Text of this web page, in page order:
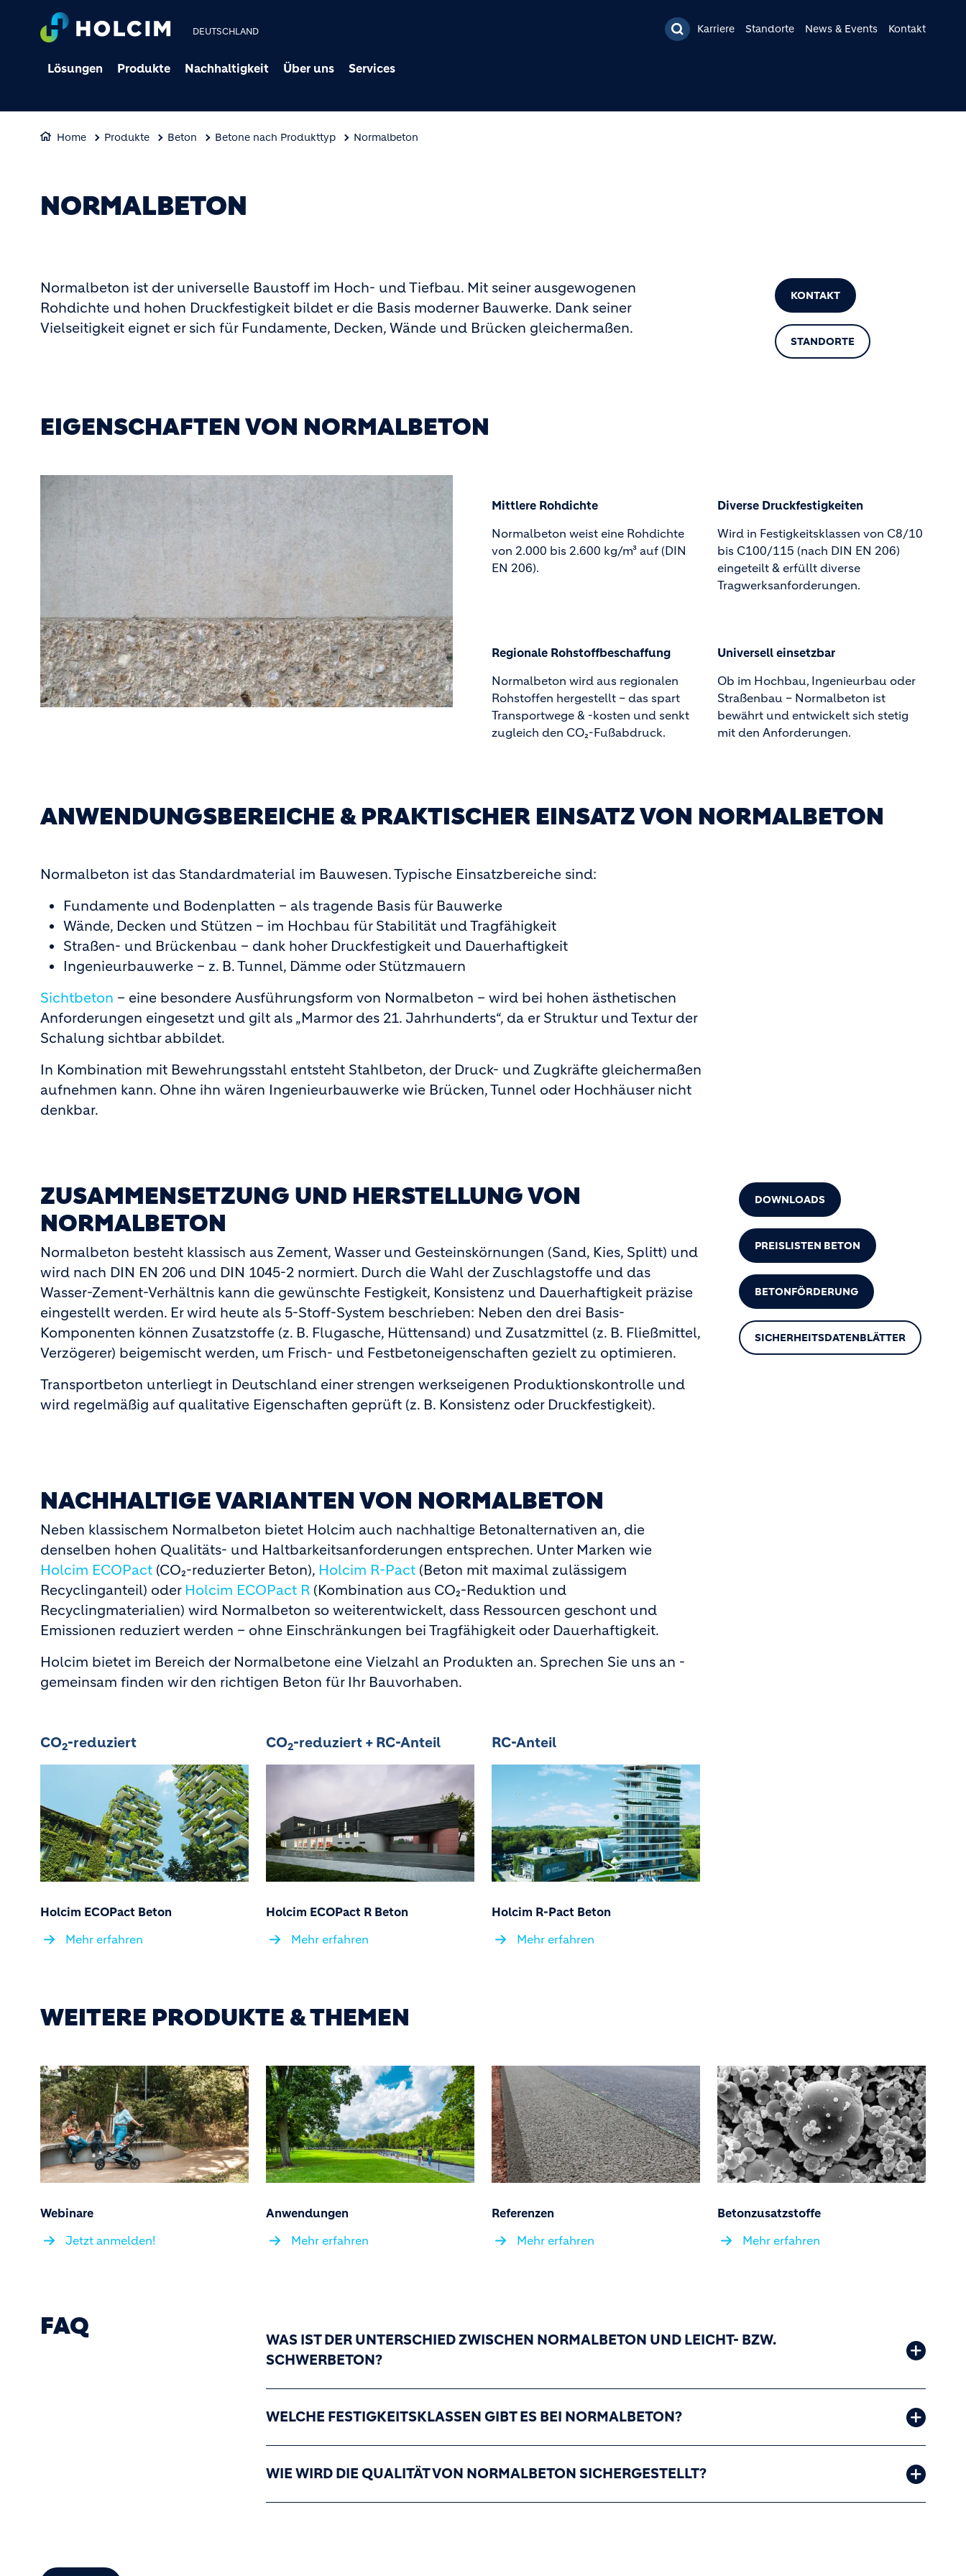
DEUTSCHLAND Karriere Standorte News & Events Kontakt
Lösungen Produkte Nachhaltigkeit Über uns Services
Home Produkte Beton Betone nach Produkttyp Normalbeton
NORMALBETON
Normalbeton ist der universelle Baustoff im Hoch- und Tiefbau. Mit seiner ausgewogenen
Rohdichte und hohen Druckfestigkeit bildet er die Basis moderner Bauwerke. Dank seiner
Vielseitigkeit eignet er sich für Fundamente, Decken, Wände und Brücken gleichermaßen.
KONTAKT
STANDORTE
EIGENSCHAFTEN VON NORMALBETON
Mittlere Rohdichte
Normalbeton weist eine Rohdichte
von 2.000 bis 2.600 kg/m³ auf (DIN
EN 206).
Regionale Rohstoffbeschaffung
Normalbeton wird aus regionalen
Rohstoffen hergestellt – das spart
Transportwege & -kosten und senkt
zugleich den CO₂-Fußabdruck.
Diverse Druckfestigkeiten
Wird in Festigkeitsklassen von C8/10
bis C100/115 (nach DIN EN 206)
eingeteilt & erfüllt diverse
Tragwerksanforderungen.
Universell einsetzbar
Ob im Hochbau, Ingenieurbau oder
Straßenbau – Normalbeton ist
bewährt und entwickelt sich stetig
mit den Anforderungen.
ANWENDUNGSBEREICHE & PRAKTISCHER EINSATZ VON NORMALBETON
Normalbeton ist das Standardmaterial im Bauwesen. Typische Einsatzbereiche sind:
Fundamente und Bodenplatten – als tragende Basis für Bauwerke
Wände, Decken und Stützen – im Hochbau für Stabilität und Tragfähigkeit
Straßen- und Brückenbau – dank hoher Druckfestigkeit und Dauerhaftigkeit
Ingenieurbauwerke – z. B. Tunnel, Dämme oder Stützmauern
Sichtbeton – eine besondere Ausführungsform von Normalbeton – wird bei hohen ästhetischen
Anforderungen eingesetzt und gilt als „Marmor des 21. Jahrhunderts“, da er Struktur und Textur der
Schalung sichtbar abbildet.
In Kombination mit Bewehrungsstahl entsteht Stahlbeton, der Druck- und Zugkräfte gleichermaßen
aufnehmen kann. Ohne ihn wären Ingenieurbauwerke wie Brücken, Tunnel oder Hochhäuser nicht
denkbar.
ZUSAMMENSETZUNG UND HERSTELLUNG VON
NORMALBETON
Normalbeton besteht klassisch aus Zement, Wasser und Gesteinskörnungen (Sand, Kies, Splitt) und
wird nach DIN EN 206 und DIN 1045-2 normiert. Durch die Wahl der Zuschlagstoffe und das
Wasser-Zement-Verhältnis kann die gewünschte Festigkeit, Konsistenz und Dauerhaftigkeit präzise
eingestellt werden. Er wird heute als 5-Stoff-System beschrieben: Neben den drei Basis-
Komponenten können Zusatzstoffe (z. B. Flugasche, Hüttensand) und Zusatzmittel (z. B. Fließmittel,
Verzögerer) beigemischt werden, um Frisch- und Festbetoneigenschaften gezielt zu optimieren.
Transportbeton unterliegt in Deutschland einer strengen werkseigenen Produktionskontrolle und
wird regelmäßig auf qualitative Eigenschaften geprüft (z. B. Konsistenz oder Druckfestigkeit).
DOWNLOADS
PREISLISTEN BETON
BETONFÖRDERUNG
SICHERHEITSDATENBLÄTTER
NACHHALTIGE VARIANTEN VON NORMALBETON
Neben klassischem Normalbeton bietet Holcim auch nachhaltige Betonalternativen an, die
denselben hohen Qualitäts- und Haltbarkeitsanforderungen entsprechen. Unter Marken wie
Holcim ECOPact (CO₂-reduzierter Beton), Holcim R-Pact (Beton mit maximal zulässigem
Recyclinganteil) oder Holcim ECOPact R (Kombination aus CO₂-Reduktion und
Recyclingmaterialien) wird Normalbeton so weiterentwickelt, dass Ressourcen geschont und
Emissionen reduziert werden – ohne Einschränkungen bei Tragfähigkeit oder Dauerhaftigkeit.
Holcim bietet im Bereich der Normalbetone eine Vielzahl an Produkten an. Sprechen Sie uns an -
gemeinsam finden wir den richtigen Beton für Ihr Bauvorhaben.
CO2-reduziert
Holcim ECOPact Beton
Mehr erfahren
CO2-reduziert + RC-Anteil
Holcim ECOPact R Beton
Mehr erfahren
RC-Anteil
Holcim R-Pact Beton
Mehr erfahren
WEITERE PRODUKTE & THEMEN
Webinare
Jetzt anmelden!
Anwendungen
Mehr erfahren
Referenzen
Mehr erfahren
Betonzusatzstoffe
Mehr erfahren
FAQ
WAS IST DER UNTERSCHIED ZWISCHEN NORMALBETON UND LEICHT- BZW.
SCHWERBETON?
WELCHE FESTIGKEITSKLASSEN GIBT ES BEI NORMALBETON?
WIE WIRD DIE QUALITÄT VON NORMALBETON SICHERGESTELLT?